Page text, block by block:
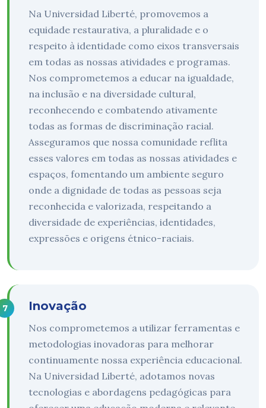
Na Universidad Liberté, promovemos a
equidade restaurativa, a pluralidade e o
respeito à identidade como eixos transversais
em todas as nossas atividades e programas.
Nos comprometemos a educar na igualdade,
na inclusão e na diversidade cultural,
reconhecendo e combatendo ativamente
todas as formas de discriminação racial.
Asseguramos que nossa comunidade reflita
esses valores em todas as nossas atividades e
espaços, fomentando um ambiente seguro
onde a dignidade de todas as pessoas seja
reconhecida e valorizada, respeitando a
diversidade de experiências, identidades,
expressões e origens étnico-raciais.
Inovação
Nos comprometemos a utilizar ferramentas e
metodologias inovadoras para melhorar
continuamente nossa experiência educacional.
Na Universidad Liberté, adotamos novas
tecnologias e abordagens pedagógicas para